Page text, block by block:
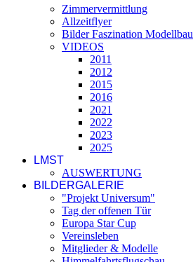
Zimmervermittlung
Allzeitflyer
Bilder Faszination Modellbau
VIDEOS
2011
2012
2015
2016
2021
2022
2023
2025
LMST
AUSWERTUNG
BILDERGALERIE
"Projekt Universum"
Tag der offenen Tür
Europa Star Cup
Vereinsleben
Mitglieder & Modelle